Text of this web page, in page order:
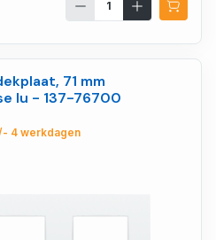
71 mm
lu - 137-76700
4 werkdagen